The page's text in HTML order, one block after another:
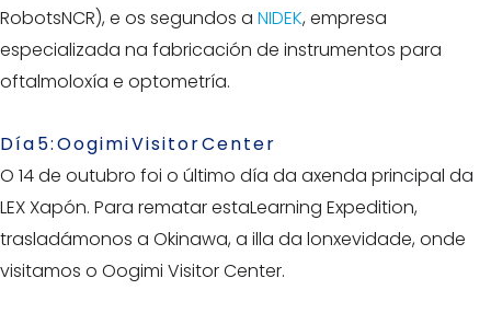
RobotsNCR), e os segundos a NIDEK, empresa
especializada na fabricación de instrumentos para
oftalmoloxía e optometría.
Día 5: Oogimi Visitor Center
O 14 de outubro foi o último día da axenda principal da
LEX Xapón. Para rematar estaLearning Expedition,
trasladámonos a Okinawa, a illa da lonxevidade, onde
visitamos o Oogimi Visitor Center.